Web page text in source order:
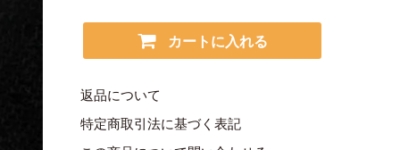
カートに入れる
返品について
特定商取引法に基づく表記